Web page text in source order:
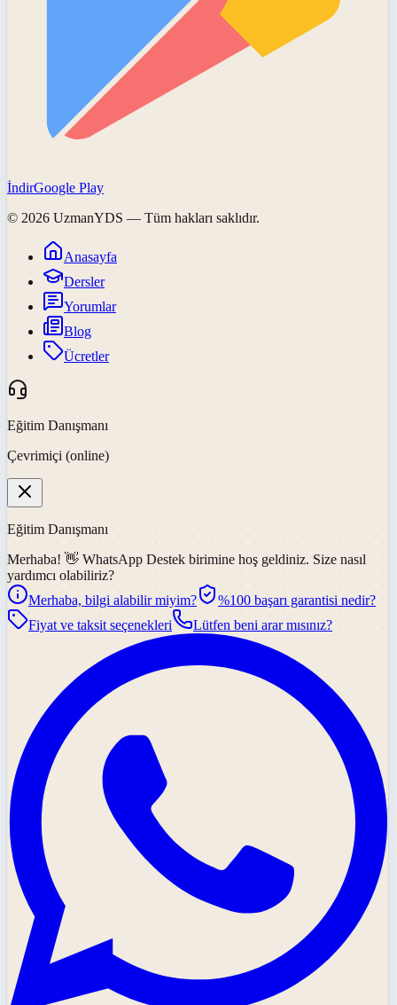
İndirGoogle Play
© 2026 UzmanYDS — Tüm hakları saklıdır.
Anasayfa
Dersler
Yorumlar
Blog
Ücretler
Eğitim Danışmanı
Çevrimiçi (online)
Eğitim Danışmanı
Merhaba! 👋 WhatsApp Destek birimine hoş geldiniz. Size nasıl
yardımcı olabiliriz?
Merhaba, bilgi alabilir miyim?
%100 başarı garantisi nedir?
Fiyat ve taksit seçenekleri
Lütfen beni arar mısınız?